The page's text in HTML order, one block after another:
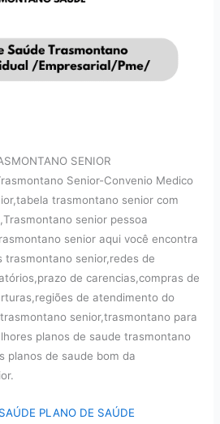
SENIOR
Senior-Convenio Medico
trasmontano senior com
senior pessoa
senior aqui você encontra
trasmontano senior,redes de
de carencias,compras de
de atendimento do
senior,trasmontano para
planos de saude trasmontano
planos de saude bom da
PLANO DE SAÚDE